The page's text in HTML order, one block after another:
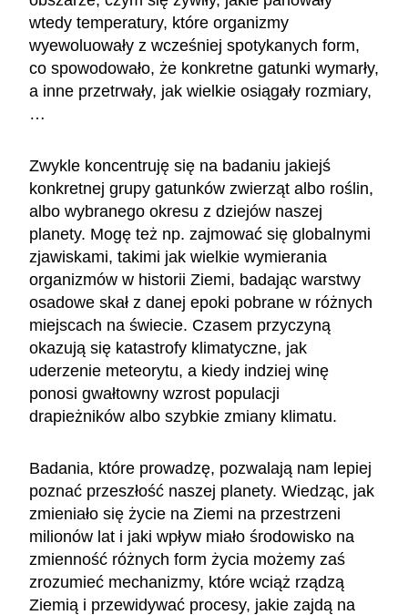
wtedy temperatury, które organizmy
wyewoluowały z wcześniej spotykanych form,
co spowodowało, że konkretne gatunki wymarły,
a inne przetrwały, jak wielkie osiągały rozmiary,
…
Zwykle koncentruję się na badaniu jakiejś
konkretnej grupy gatunków zwierząt albo roślin,
albo wybranego okresu z dziejów naszej
planety. Mogę też np. zajmować się globalnymi
zjawiskami, takimi jak wielkie wymierania
organizmów w historii Ziemi, badając warstwy
osadowe skał z danej epoki pobrane w różnych
miejscach na świecie. Czasem przyczyną
okazują się katastrofy klimatyczne, jak
uderzenie meteorytu, a kiedy indziej winę
ponosi gwałtowny wzrost populacji
drapieżników albo szybkie zmiany klimatu.
Badania, które prowadzę, pozwalają nam lepiej
poznać przeszłość naszej planety. Wiedząc, jak
zmieniało się życie na Ziemi na przestrzeni
milionów lat i jaki wpływ miało środowisko na
zmienność różnych form życia możemy zaś
zrozumieć mechanizmy, które wciąż rządzą
Ziemią i przewidywać procesy, jakie zajdą na